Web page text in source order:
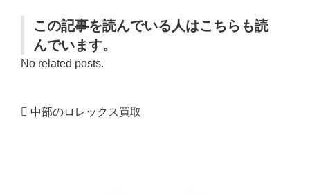
この記事を読んでいる人はこちらも読
んでいます。
No related posts.
中部のロレックス買取